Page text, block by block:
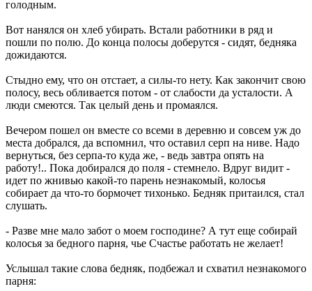
голодным.
Вот нанялся он хлеб убирать. Встали работники в ряд и
пошли по полю. До конца полосы доберутся - сидят, бедняка
дожидаются.
Стыдно ему, что он отстает, а силы-то нету. Как закончит свою
полосу, весь обливается потом - от слабости да усталости. А
люди смеются. Так целый день и промаялся.
Вечером пошел он вместе со всеми в деревню и совсем уж до
места добрался, да вспомнил, что оставил серп на ниве. Надо
вернуться, без серпа-то куда же, - ведь завтра опять на
работу!.. Пока добирался до поля - стемнело. Вдруг видит -
идет по жнивью какой-то парень незнакомый, колосья
собирает да что-то бормочет тихонько. Бедняк притаился, стал
слушать.
- Разве мне мало забот о моем господине? А тут еще собирай
колосья за бедного парня, чье Счастье работать не желает!
Услышал такие слова бедняк, подбежал и схватил незнакомого
парня: